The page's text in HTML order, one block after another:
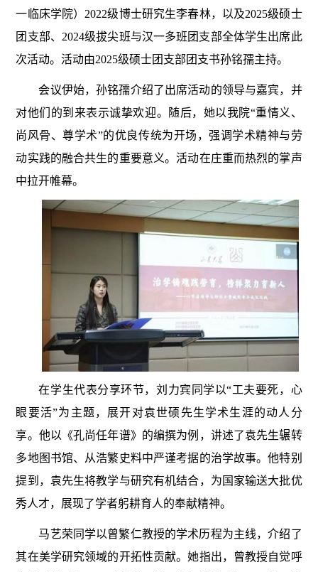
一临床学院）2022级博士研究生李春林，以及2025级硕士
团支部、2024级拔尖班与汉一多班团支部全体学生出席此
次活动。活动由2025级硕士团支部团支书孙铭孺主持。
会议伊始，孙铭孺介绍了出席活动的领导与嘉宾，并
对他们的到来表示诚挚欢迎。随后，她以我院“重情义、
尚风骨、尊学术”的优良传统为开场，强调学术精神与劳
动实践的融合共生的重要意义。活动在庄重而热烈的掌声
中拉开帷幕。
在学生代表分享环节，刘力宾同学以“工夫要死，心
眼要活”为主题，展开对袁世硕先生学术生涯的动人分
享。他以《孔尚任年谱》的编撰为例，讲述了袁先生辗转
多地图书馆、从浩繁史料中严谨考据的治学故事。他特别
提到，袁先生将教学与研究有机结合，为国家输送大批优
秀人才，展现了学者躬耕育人的奉献精神。
马艺荣同学以曾繁仁教授的学术历程为主线，介绍了
其在美学研究领域的开拓性贡献。她指出，曾教授自觉呼